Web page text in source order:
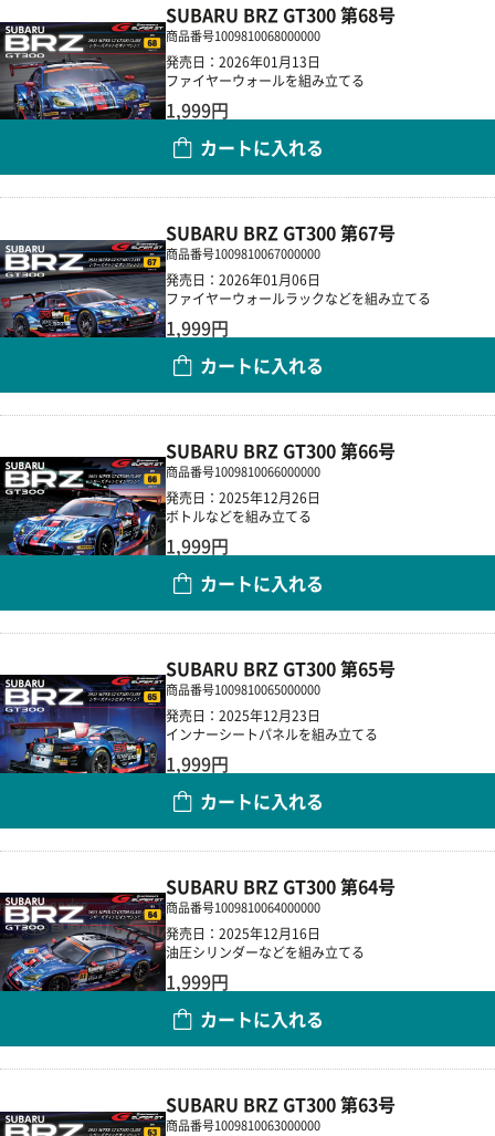
SUBARU BRZ GT300 第68号
商品番号1009810068000000
発売日：2026年01月13日
ファイヤーウォールを組み立てる
1,999円
カートに入れる
SUBARU BRZ GT300 第67号
商品番号1009810067000000
発売日：2026年01月06日
ファイヤーウォールラックなどを組み立てる
1,999円
カートに入れる
SUBARU BRZ GT300 第66号
商品番号1009810066000000
発売日：2025年12月26日
ボトルなどを組み立てる
1,999円
カートに入れる
SUBARU BRZ GT300 第65号
商品番号1009810065000000
発売日：2025年12月23日
インナーシートパネルを組み立てる
1,999円
カートに入れる
SUBARU BRZ GT300 第64号
商品番号1009810064000000
発売日：2025年12月16日
油圧シリンダーなどを組み立てる
1,999円
カートに入れる
SUBARU BRZ GT300 第63号
商品番号1009810063000000